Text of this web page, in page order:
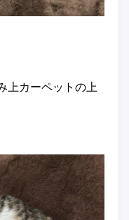
上カーペットの上